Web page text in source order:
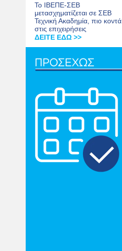
Το ΙΒΕΠΕ-ΣΕΒ
μετασχηματίζεται σε ΣΕΒ
Τεχνική Ακαδημία, πιο κοντά
στις επιχειρήσεις
ΔΕΙΤΕ ΕΔΩ >>